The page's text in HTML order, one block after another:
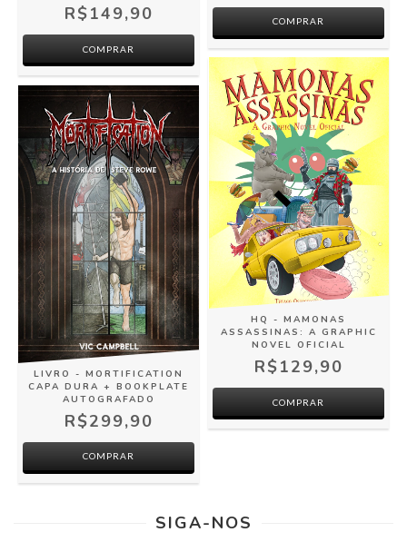
R$149,90 COMPRAR
LIVRO - MORTIFICATION
CAPA DURA + BOOKPLATE
AUTOGRAFADO
R$299,90
HQ - MAMONAS
ASSASSINAS: A GRAPHIC
NOVEL OFICIAL
R$129,90
SIGA-NOS